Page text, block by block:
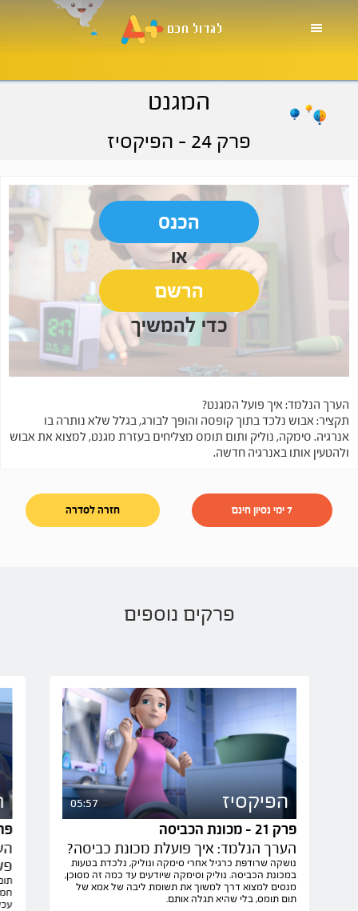
המגנט
פרק 24 - הפיקסיז
הכנס
או
הרשם
כדי להמשיך
הערך הנלמד: איך פועל המגנט?
תקציר: אבוש נלכד בתוך קופסה והופך לבורג, בגלל שלא נותרה בו
אנרגיה. סימקה, נוליק ותום תומס מצליחים בעזרת מגנט, למצוא את אבוש
ולהטעין אותו באנרגיה חדשה.
7 ימי נסיון חינם חזרה לסדרה
פרקים נוספים
הפיקסיז 05:57
פרק 21 - מכונת הכביסה
הערך הנלמד: איך פועלת מכונת כביסה?
נושקה שרודפת כרגיל אחרי סימקה ונוליק, נלכדת בטעות
במכונת הכביסה. נוליק וסימקה שיודעים עד כמה זה מסוכן,
מנסים למצוא דרך למשוך את תשומת ליבה של אמא של
תום תומס, בלי שהיא תגלה אותם.
פרק